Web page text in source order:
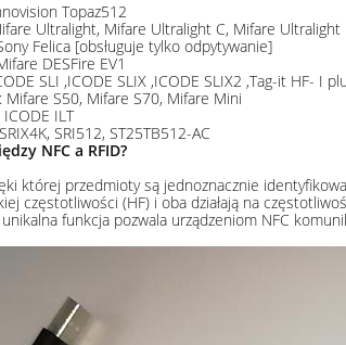
Topaz512
Ultralight, Mifare Ultralight C, Mifare Ultralight
Felica [obsługuje tylko odpytywanie]
DESFire EV1
SLI ,ICODE SLIX ,ICODE SLIX2 ,Tag-it HF- I
Mifare S50, Mifare S70, Mifare Mini
ILT
SRI512, ST25TB512-AC
NFC a RFID?
której przedmioty są jednoznacznie
częstotliwości (HF) i oba działają na
unikalna funkcja pozwala urządzeniom NFC